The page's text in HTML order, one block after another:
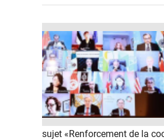
sujet «Renforcement de la